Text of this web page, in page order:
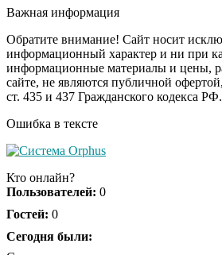
не раз
i
Ролик из Омска: вы
будете смеяться долго
Королева вагона
Важная информация
Обратите внимание! Сайт носит
информационный характер и ни при
информационные материалы и цены,
сайте, не являются публичной
ст. 435 и 437 Гражданского кодекса РФ.
Ошибка в тексте
Кто онлайн?
Пользователей: 0
Гостей: 0
Сегодня были: